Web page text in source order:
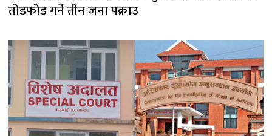
तोडफोड गर्ने तीन जना पक्राउ